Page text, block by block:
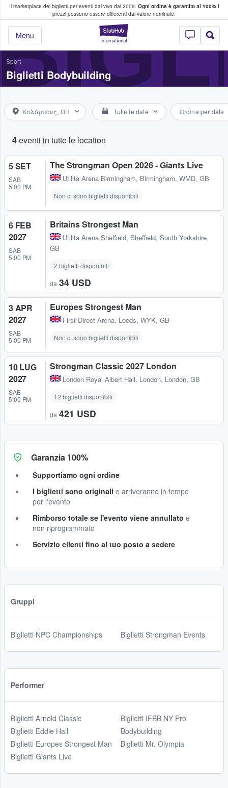
Il marketplace dei biglietti per eventi dal vivo dal 2009. Ogni ordine è garantito al 100%I
prezzi possono essere differenti dal valore nominale.
StubHub - Dove
Menu
fan comprano e vendono biglietti
Sport
Biglietti Bodybuilding
Κολόμπους, OH Tutte le date Ordina per data
4eventi in tutte le location
5 SET
SAB
5:00 PM
The Strongman Open 2026 - Giants Live
Utilita Arena Birmingham, Birmingham, WMD, GB
Non ci sono biglietti disponibili
6 FEB
2027
SAB
5:00 PM
Britains Strongest Man
Utilita Arena Sheffield, Sheffield, South Yorkshire,
GB
2 biglietti disponibili
da 34 USD
3 APR
2027
SAB
5:00 PM
Europes Strongest Man
First Direct Arena, Leeds, WYK, GB
Non ci sono biglietti disponibili
10 LUG
2027
SAB
5:00 PM
Strongman Classic 2027 London
London Royal Albert Hall, London, London, GB
12 biglietti disponibili
da 421 USD
Garanzia 100%
Supportiamo ogni ordine
I biglietti sono originali e arriveranno in tempo
per l'evento
Rimborso totale se l'evento viene annullato e
non riprogrammato
Servizio clienti fino al tuo posto a sedere
Gruppi
Biglietti NPC Championships Biglietti Strongman Events
Performer
Biglietti Arnold Classic
Biglietti Eddie Hall
Biglietti Europes Strongest Man
Biglietti Giants Live
Biglietti IFBB NY Pro
Bodybuilding
Biglietti Mr. Olympia